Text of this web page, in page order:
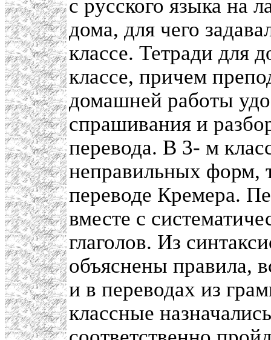
с русского языка на
дома, для чего
классе. Тетради для
классе, причем
домашней работы
спрашивания и
перевода. В 3- м
неправильных форм,
переводе Кремера.
вместе с
глаголов. Из
объяснены правила,
и в переводах из
классные